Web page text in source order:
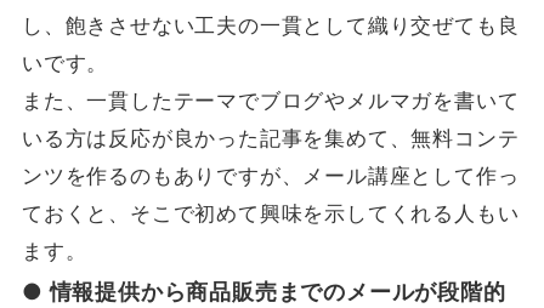
し、飽きさせない工夫の一貫として織り交ぜても良
いです。
また、一貫したテーマでブログやメルマガを書いて
いる方は反応が良かった記事を集めて、無料コンテ
ンツを作るのもありですが、メール講座として作っ
ておくと、そこで初めて興味を示してくれる人もい
ます。
● 情報提供から商品販売までのメールが段階的